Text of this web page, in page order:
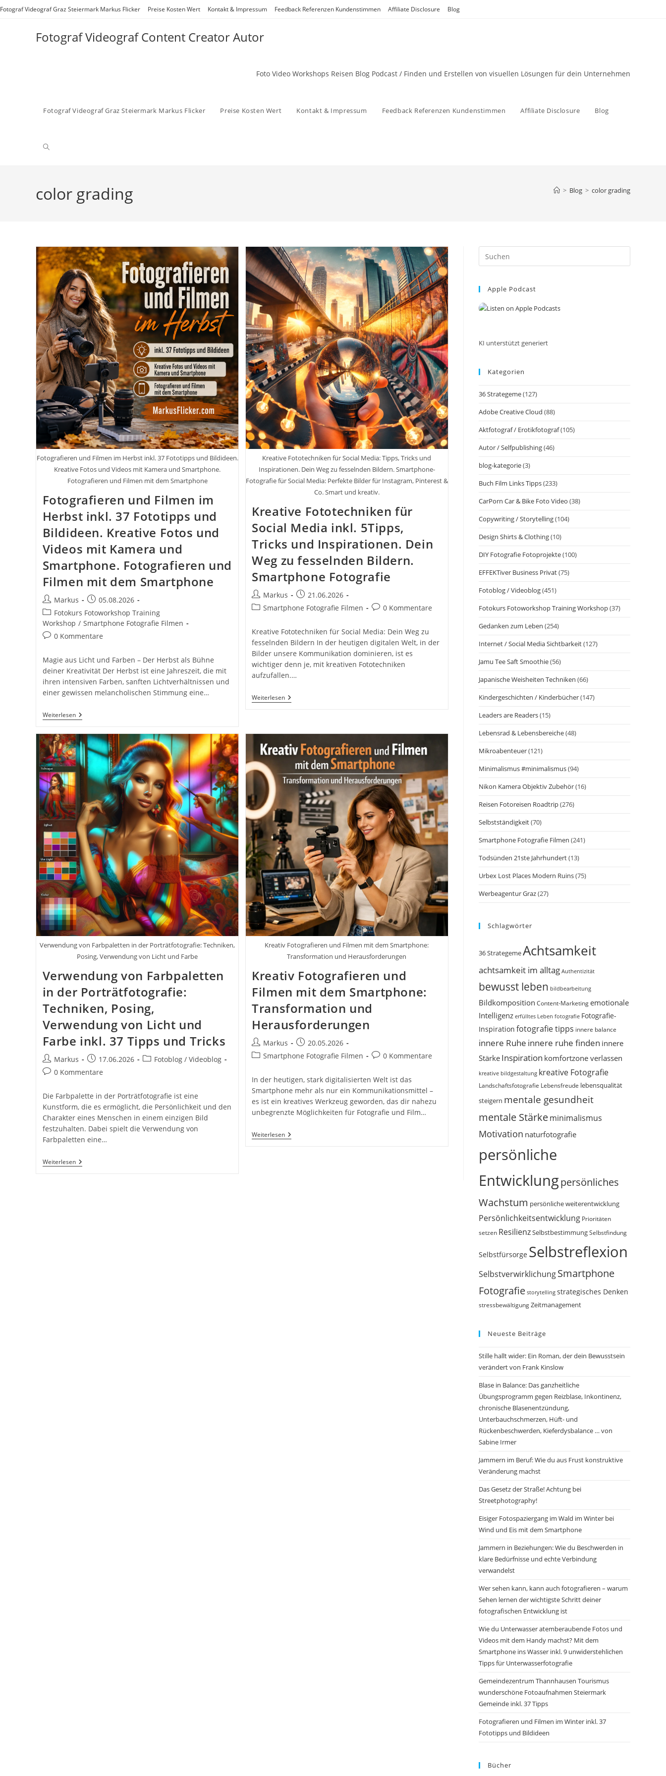
Zum
Fotograf Videograf Graz Steiermark Markus Flicker Preise Kosten Wert Kontakt & Impressum Feedback Referenzen Kundenstimmen Affiliate Disclosure Blog
Fotograf Videograf Content Creator Autor
Foto Video Workshops Reisen Blog Podcast / Finden und Erstellen von visuellen Lösungen für dein Unternehmen
Fotograf Videograf Graz Steiermark Markus Flicker Preise Kosten Wert Kontakt & Impressum Feedback Referenzen Kundenstimmen Affiliate Disclosure Blog
Website-
color grading > Blog > color grading
Fotografieren und Filmen im Herbst inkl. 37 Fototipps und Bildideen.
Kreative Fotos und Videos mit Kamera und Smartphone.
Fotografieren und Filmen mit dem Smartphone
Fotografieren und Filmen im
Herbst inkl. 37 Fototipps und
Bildideen. Kreative Fotos und
Videos mit Kamera und
Smartphone. Fotografieren und
Filmen mit dem Smartphone
Beitrags-
Autor:
Markus
Beitrag
veröffentlicht:
05.08.2026
Beitrags-
Kategorie:
Fotokurs Fotoworkshop Training
Workshop / Smartphone Fotografie Filmen
Beitrags-
0 Kommentare
Magie aus Licht und Farben – Der Herbst als Bühne
deiner Kreativität Der Herbst ist eine Jahreszeit, die mit
ihren intensiven Farben, sanften Lichtverhältnissen und
einer gewissen melancholischen Stimmung eine…
WeiterlesenFotografieren
Und
Im
Herbst
Inkl.
37
Fototipps
Und
Bildideen.
Kreative
Fotos
Und
Videos
Mit
Kamera
Und
Smartphone.
Fotografieren
Und
Filmen
Mit
Dem
Smartphone
Kreative Fototechniken für Social Media: Tipps, Tricks und
Inspirationen. Dein Weg zu fesselnden Bildern. Smartphone-
Fotografie für Social Media: Perfekte Bilder für Instagram, Pinterest &
Co. Smart und kreativ.
Kreative Fototechniken für
Social Media inkl. 5Tipps,
Tricks und Inspirationen. Dein
Weg zu fesselnden Bildern.
Smartphone Fotografie
Beitrags-
Autor:
Markus
Beitrag
veröffentlicht:
21.06.2026
Beitrags-
Smartphone Fotografie Filmen
Beitrags-
0 Kommentare
Kreative Fototechniken für Social Media: Dein Weg zu
fesselnden Bildern In der heutigen digitalen Welt, in der
Bilder unsere Kommunikation dominieren, ist es
wichtiger denn je, mit kreativen Fototechniken
aufzufallen.…
WeiterlesenKreative
Fototechniken
Inkl.
5Tipps,
Tricks
Inspirationen.
Dein
Weg
Fesselnden
Bildern.
Smartphone
Fotografie
Verwendung von Farbpaletten in der Porträtfotografie: Techniken,
Posing, Verwendung von Licht und Farbe
Verwendung von Farbpaletten
in der Porträtfotografie:
Techniken, Posing,
Verwendung von Licht und
Farbe inkl. 37 Tipps und Tricks
Beitrags-
Autor:
Markus
Beitrag
veröffentlicht:
17.06.2026
Beitrags-
Fotoblog / Videoblog
Beitrags-
0 Kommentare
Die Farbpalette in der Porträtfotografie ist eine
Kunstform, die es ermöglicht, die Persönlichkeit und den
Charakter eines Menschen in einem einzigen Bild
festzuhalten. Dabei spielt die Verwendung von
Farbpaletten eine…
WeiterlesenVerwendung
Von
Kreativ Fotografieren und Filmen mit dem Smartphone:
Transformation und Herausforderungen
Kreativ Fotografieren und
Filmen mit dem Smartphone:
Transformation und
Herausforderungen
Beitrags-
Autor:
Markus
Beitrag
veröffentlicht:
20.05.2026
Beitrags-
Smartphone Fotografie Filmen
Beitrags-
0 Kommentare
In der heutigen, stark digitalisierten Welt ist das
Smartphone mehr als nur ein Kommunikationsmittel –
es ist ein kreatives Werkzeug geworden, das dir nahezu
unbegrenzte Möglichkeiten für Fotografie und Film…
WeiterlesenKreativ
Fotografieren
Escape
Apple Podcast
KI unterstützt generiert
Kategorien
36 Strategeme(127)
Adobe Creative Cloud (88)
Aktfotograf / Erotikfotograf(105)
Autor / Selfpublishing(46)
blog-kategorie(3)
Buch Film Links Tipps(233)
CarPorn Car & Bike Foto Video (38)
Copywriting / Storytelling(104)
Design Shirts & Clothing(10)
DIY Fotografie Fotoprojekte(100)
EFFEKTiver Business Privat(75)
Fotoblog / Videoblog(451)
Fotokurs Fotoworkshop Training Workshop(37)
Gedanken zum Leben (254)
Internet / Social Media Sichtbarkeit(127)
Jamu Tee Saft Smoothie(56)
Japanische Weisheiten Techniken (66)
Kindergeschichten / Kinderbücher(147)
Leaders are Readers(15)
Lebensrad & Lebensbereiche(48)
Mikroabenteuer(121)
Minimalismus #minimalismus(94)
Nikon Kamera Objektiv Zubehör(16)
Reisen Fotoreisen Roadtrip(276)
Selbstständigkeit(70)
Smartphone Fotografie Filmen (241)
Todsünden 21ste Jahrhundert(13)
Urbex Lost Places Modern Ruins(75)
Werbeagentur Graz(27)
Schlagwörter
36 StrategemeAchtsamkeit
achtsamkeit im alltag Authentizität
bewusst leben bildbearbeitung
Bildkomposition Content-Marketingemotionale
Intelligenz erfülltes Leben fotografie Fotografie-
Inspiration fotografie tipps innere balance
innere Ruhe innere ruhe finden innere
Stärke Inspiration komfortzone verlassen
kreative bildgestaltung kreative Fotografie
Landschaftsfotografie Lebensfreude lebensqualität
steigern mentale gesundheit
mentale Stärkeminimalismus
Motivation naturfotografie
persönliche
Entwicklungpersönliches
Wachstum persönliche weiterentwicklung
Persönlichkeitsentwicklung Prioritäten
setzen ResilienzSelbstbestimmungSelbstfindung
Selbstfürsorge Selbstreflexion
SelbstverwirklichungSmartphone
Fotografie storytelling strategisches Denken
stressbewältigung Zeitmanagement
Neueste Beiträge
Stille hallt wider: Ein Roman, der dein Bewusstsein
verändert von Frank Kinslow
Blase in Balance: Das ganzheitliche
Übungsprogramm gegen Reizblase, Inkontinenz,
chronische Blasenentzündung,
Unterbauchschmerzen, Hüft- und
Rückenbeschwerden, Kieferdysbalance … von
Sabine Irmer
Jammern im Beruf: Wie du aus Frust konstruktive
Veränderung machst
Das Gesetz der Straße! Achtung bei
Streetphotography!
Eisiger Fotospaziergang im Wald im Winter bei
Wind und Eis mit dem Smartphone
Jammern in Beziehungen: Wie du Beschwerden in
klare Bedürfnisse und echte Verbindung
verwandelst
Wer sehen kann, kann auch fotografieren – warum
Sehen lernen der wichtigste Schritt deiner
fotografischen Entwicklung ist
Wie du Unterwasser atemberaubende Fotos und
Videos mit dem Handy machst? Mit dem
Smartphone ins Wasser inkl. 9 unwiderstehlichen
Tipps für Unterwasserfotografie
Gemeindezentrum Thannhausen Tourismus
wunderschöne Fotoaufnahmen Steiermark
Gemeinde inkl. 37 Tipps
Fotografieren und Filmen im Winter inkl. 37
Fototipps und Bildideen
Bücher